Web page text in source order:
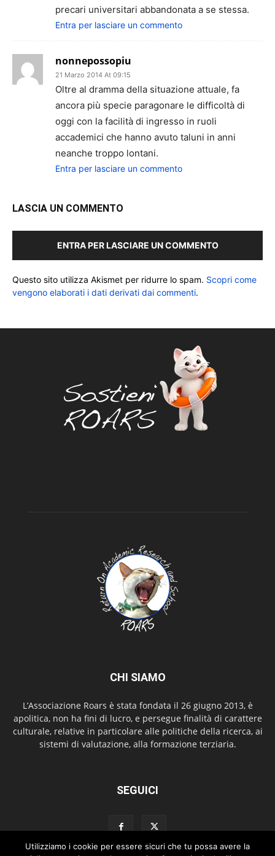
precari universitari abbandonata a se stessa.
Entra per lasciare un commento
nonnepossopiu
21 Marzo 2014 At 09:15
Oltre al dramma della situazione attuale, fa
ancora più specie paragonare le difficoltà di
oggi con la facilità di ingresso in ruoli
accademici che hanno avuto taluni in anni
neanche troppo lontani.
Entra per lasciare un commento
LASCIA UN COMMENTO
ENTRA PER LASCIARE UN COMMENTO
Questo sito utilizza Akismet per ridurre lo spam. Scopri come
vengono elaborati i dati derivati dai commenti.
CHI SIAMO
L’Associazione Roars è stata fondata il 26 giugno 2013, è
apolitica, non ha fini di lucro, e persegue finalità di carattere
culturale, relative in particolare alle politiche della ricerca, ai
sistemi di valutazione, alla formazione terziaria.
SEGUICI
Utilizziamo i cookie per essere sicuri che tu possa avere la